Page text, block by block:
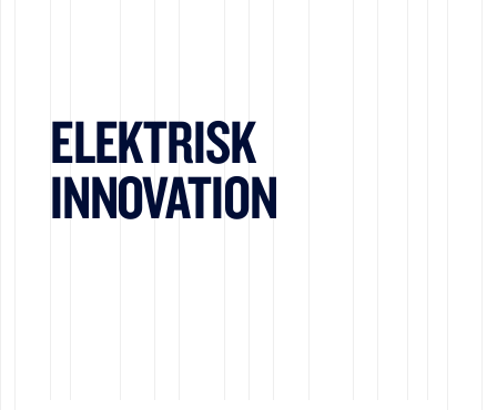
ELEKTRISK
INNOVATION